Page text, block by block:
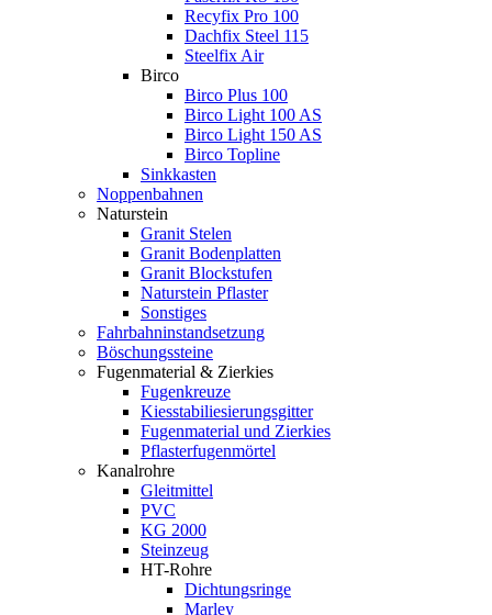
Recyfix Pro 100
Dachfix Steel 115
Steelfix Air
Birco
Birco Plus 100
Birco Light 100 AS
Birco Light 150 AS
Birco Topline
Sinkkasten
Noppenbahnen
Naturstein
Granit Stelen
Granit Bodenplatten
Granit Blockstufen
Naturstein Pflaster
Sonstiges
Fahrbahninstandsetzung
Böschungssteine
Fugenmaterial & Zierkies
Fugenkreuze
Kiesstabiliesierungsgitter
Fugenmaterial und Zierkies
Pflasterfugenmörtel
Kanalrohre
Gleitmittel
PVC
KG 2000
Steinzeug
HT-Rohre
Dichtungsringe
Marley